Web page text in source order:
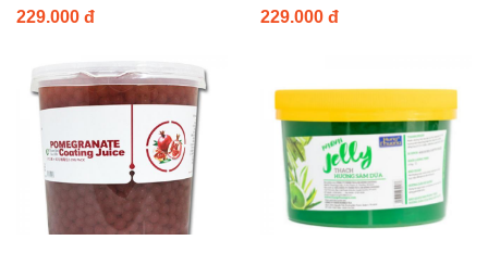
229.000 đ 229.000 đ